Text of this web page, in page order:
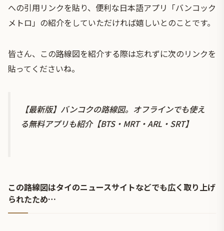
への引用リンクを貼り、便利な日本語アプリ「バンコック
メトロ」の紹介をしていただければ嬉しいとのことです。
皆さん、この路線図を紹介する際は忘れずに次のリンクを
貼ってくださいね。
【最新版】バンコクの路線図。オフラインでも使え
る無料アプリも紹介【BTS・MRT・ARL・SRT】
この路線図はタイのニュースサイトなどでも広く取り上げ
られたため…